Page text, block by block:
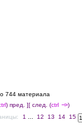
744 материала
) пред. ][ след. (ctrl --> )
1 12 13 14 15